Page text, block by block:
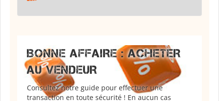
BONNE AFFAIRE : ACHETER
AU VENDEUR
Consultez notre guide pour effectuer une
transaction en toute sécurité ! En aucun cas